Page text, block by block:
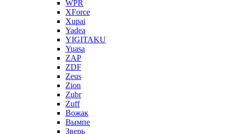
WPR
XForce
Xupai
Yadea
YIGITAKU
Yuasa
ZAP
ZDF
Zeus
Zion
Zubr
Zuff
Вожак
Вымпе
Зверь